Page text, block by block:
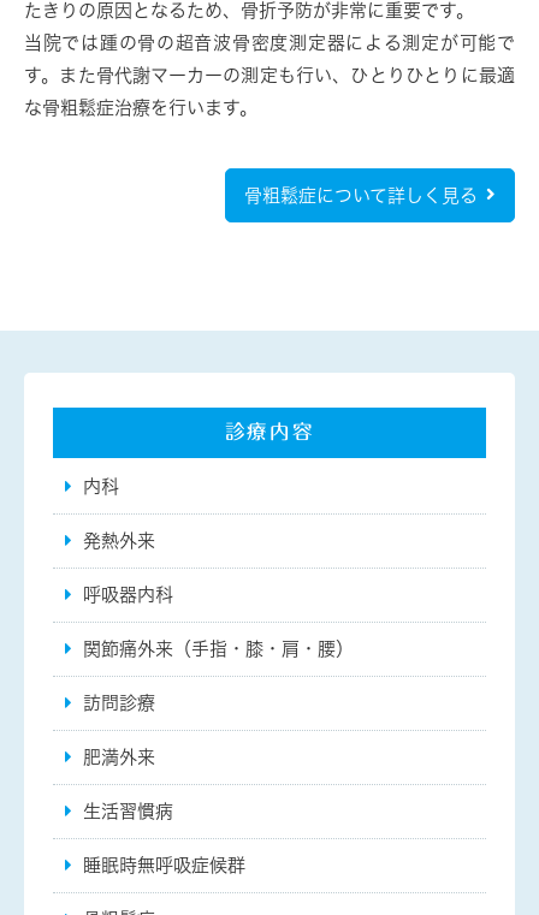
たきりの原因となるため、骨折予防が非常に重要です。
当院では踵の骨の超音波骨密度測定器による測定が可能で
す。また骨代謝マーカーの測定も行い、ひとりひとりに最適
な骨粗鬆症治療を行います。
骨粗鬆症について詳しく見る
診療内容
内科
発熱外来
呼吸器内科
関節痛外来（手指・膝・肩・腰）
訪問診療
肥満外来
生活習慣病
睡眠時無呼吸症候群